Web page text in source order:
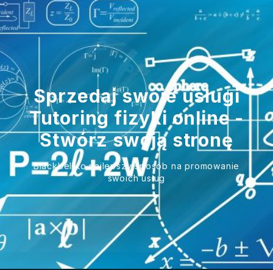
Sprzedaj swoje usługi
Tutoring fizyki online -
Stwórz swoją stronę
Blackbell to najlepszy sposób na promowanie
swoich usług